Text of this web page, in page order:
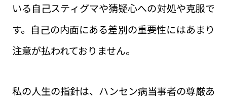
いる自己スティグマや猜疑心への対処や克服で
す。自己の内面にある差別の重要性にはあまり
注意が払われておりません。
私の人生の指針は、ハンセン病当事者の尊厳あ